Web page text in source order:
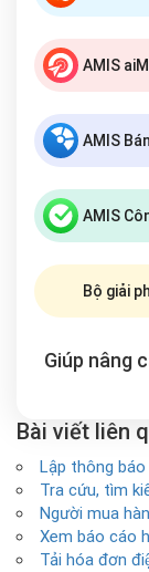
AMIS
AMIS
AMIS
Bộ giải
Giúp nâng
Bài viết liên
Lập thông
Tra cứu, tìm
Người mua
Xem báo cáo
Tải hóa đơn